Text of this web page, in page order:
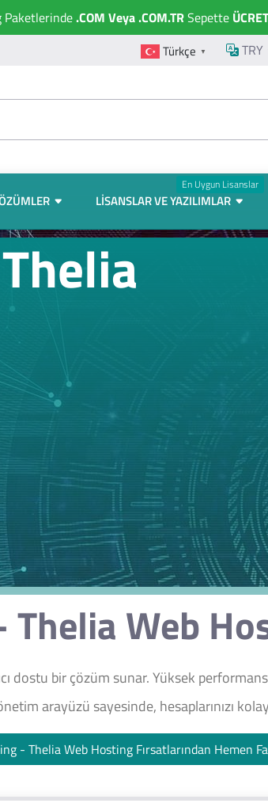
Paketlerinde .COM Veya .COM.TRSepette
Türkçe ▼ TRY
En Uygun Lisanslar
LISANSLAR VE YAZILIMLAR
Web
dostu bir çözüm sunar. Yüksek
arayüzü sayesinde, hesaplarınızı
- Thelia Web Hosting Fırsatlarından Hemen